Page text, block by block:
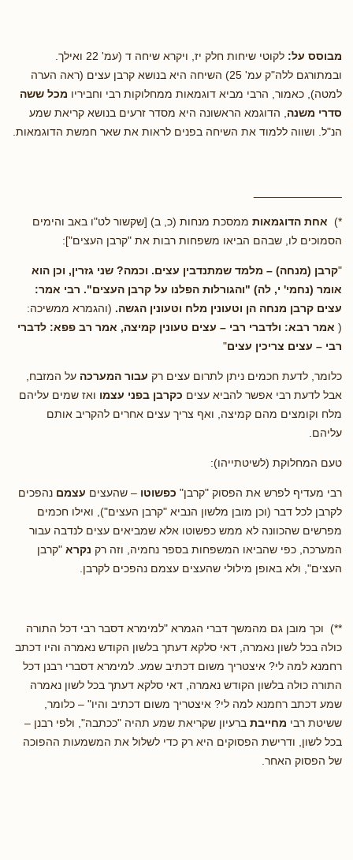
מבוסס על:
לקוטי שיחות חלק יז, ויקרא שיחה ד (עמ' 22 ואילך.
ובמתורגם ללה"ק עמ' 25) השיחה היא בנושא קרבן עצים (ראה הערה
למטה), כאמור, הרבי מביא דוגמאות ממחלוקות רבי וחביריו מכל ששה
סדרי משנה , הדוגמא הראשונה היא מסדר זרעים בנושא קריאת שמע
הנ"ל. ושווה ללמוד את השיחה בפנים לראות את שאר חמשת הדוגמאות.
*) אחת הדוגמאות ממסכת מנחות (כ, ב) [שקשור לט"ו באב והימים
הסמוכים לו, שבהם הביאו משפחות רבות את "קרבן העצים"]:
"קרבן (מנחה) – מלמד שמתנדבין עצים. וכמה? שני גזרין, וכן הוא
אומר (נחמי' י, לה) "והגורלות הפלנו על קרבן העצים". רבי אמר:
עצים קרבן מנחה הן וטעונין מלח וטעונין הגשה. (והגמרא ממשיכה:
( אמר רבא: ולדברי רבי – עצים טעונין קמיצה, אמר רב פפא: לדברי
רבי – עצים צריכין עצים"
כלומר, לדעת חכמים ניתן לתרום עצים רק עבור המערכה על המזבח,
אבל לדעת רבי אפשר להביא עצים כקרבן בפני עצמו ואז שמים עליהם
מלח וקומצים מהם קמיצה, ואף צריך עצים אחרים להקריב אותם
עליהם.
טעם המחלוקת (לשיטתייהו):
רבי מעדיף לפרש את הפסוק "קרבן" כפשוטו – שהעצים עצמם נהפכים
לקרבן לכל דבר (וכן מובן מלשון הנביא "קרבן העצים"), ואילו חכמים
מפרשים שהכוונה לא ממש כפשוטו אלא שמביאים עצים לנדבה עבור
המערכה, כפי שהביאו המשפחות בספר נחמיה, וזה רק נקרא "קרבן
העצים", ולא באופן מילולי שהעצים עצמם נהפכים לקרבן.
**) וכך מובן גם מהמשך דברי הגמרא "למימרא דסבר רבי דכל התורה
כולה בכל לשון נאמרה, דאי סלקא דעתך בלשון הקודש נאמרה והיו דכתב
רחמנא למה לי? איצטריך משום דכתיב שמע. למימרא דסברי רבנן דכל
התורה כולה בלשון הקודש נאמרה, דאי סלקא דעתך בכל לשון נאמרה
שמע דכתב רחמנא למה לי? איצטריך משום דכתיב והיו" – כלומר,
ששיטת רבי מחייבת ברעיון שקריאת שמע תהיה "ככתבה", ולפי רבנן –
בכל לשון, ודרישת הפסוקים היא רק כדי לשלול את המשמעות ההפוכה
של הפסוק האחר.